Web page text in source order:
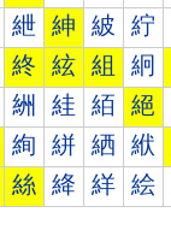
紲 紳 紴 紵
終 絃 組 絅
絒 絓 絔 絕
絢 絣 絤 絥
絲 絳 絴 絵